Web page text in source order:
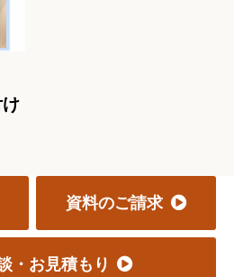
・お見積もり
資料のご請求